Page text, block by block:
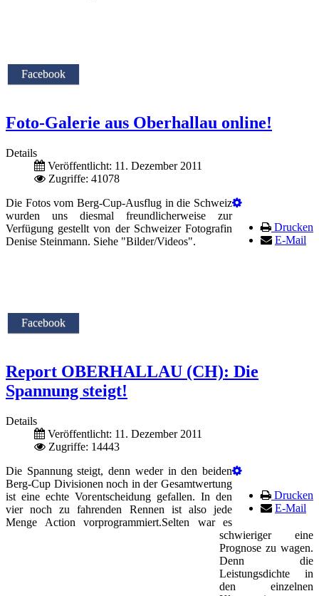
Facebook
Foto-Galerie aus Oberhallau online!
Details
Veröffentlicht: 11. Dezember 2011
Zugriffe: 41078
Drucken
E-Mail
Die Fotos vom Berg-Cup-Ausflug in die Schweiz
wurden uns diesmal freundlicherweise zur
Verfügung gestellt von der Schweizer Fotografin
Denise Steinmann. Siehe "Bilder/Videos".
Facebook
Report OBERHALLAU (CH): Die
Spannung steigt!
Details
Veröffentlicht: 11. Dezember 2011
Zugriffe: 14443
Drucken
E-Mail
Die Spannung steigt, denn weder in den beiden
Berg-Cup Divisionen noch in der Gesamtwertung
ist eine echte Vorentscheidung gefallen. In den
vier noch zu fahrenden Rennen ist also jede
Menge Action vorprogrammiert.Selten war es
schwieriger eine
Prognose zu wagen.
Denn die
Leistungsdichte in
den einzelnen